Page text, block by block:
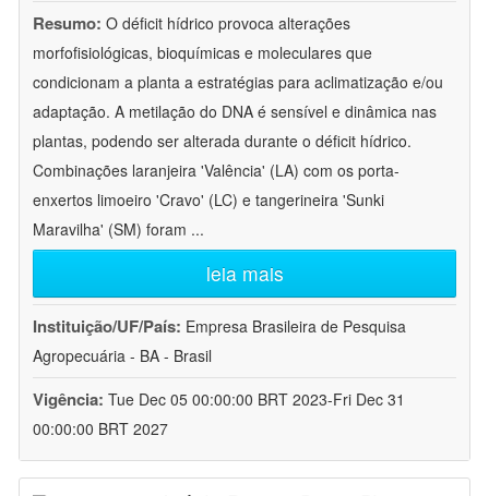
Resumo: O déficit hídrico provoca alterações
morfofisiológicas, bioquímicas e moleculares que
condicionam a planta a estratégias para aclimatização e/ou
adaptação. A metilação do DNA é sensível e dinâmica nas
plantas, podendo ser alterada durante o déficit hídrico.
Combinações laranjeira 'Valência' (LA) com os porta-
enxertos limoeiro 'Cravo' (LC) e tangerineira 'Sunki
Maravilha' (SM) foram ...
leia mais
Instituição/UF/País: Empresa Brasileira de Pesquisa
Agropecuária - BA - Brasil
Vigência: Tue Dec 05 00:00:00 BRT 2023-Fri Dec 31
00:00:00 BRT 2027